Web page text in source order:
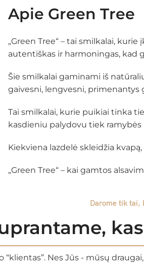
Apie Green Tree
„Green Tree“ – tai smilkalai,
autentiškas ir harmoningas, kad
Šie smilkalai gaminami iš
gaivesni, lengvesni, primenantys
Tai smilkalai, kurie puikiai tinka
kasdieniu palydovu tiek
Kiekviena lazdelė skleidžia
„Green Tree“ – kai gamtos
Darome tik tai,
“klientas”. Nes Jūs - mūsų